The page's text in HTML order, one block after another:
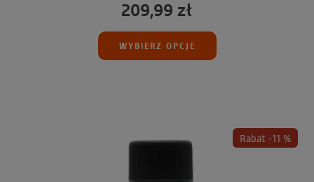
209,99 zł
WYBIERZ OPCJE
Rabat -11 %